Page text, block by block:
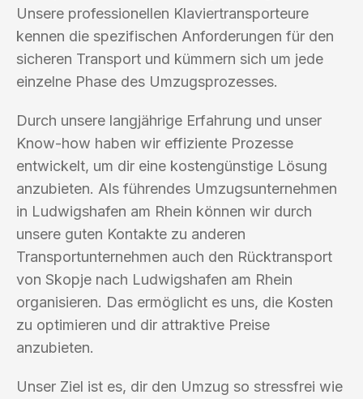
Unsere professionellen Klaviertransporteure
kennen die spezifischen Anforderungen für den
sicheren Transport und kümmern sich um jede
einzelne Phase des Umzugsprozesses.
Durch unsere langjährige Erfahrung und unser
Know-how haben wir effiziente Prozesse
entwickelt, um dir eine kostengünstige Lösung
anzubieten. Als führendes Umzugsunternehmen
in Ludwigshafen am Rhein können wir durch
unsere guten Kontakte zu anderen
Transportunternehmen auch den Rücktransport
von Skopje nach Ludwigshafen am Rhein
organisieren. Das ermöglicht es uns, die Kosten
zu optimieren und dir attraktive Preise
anzubieten.
Unser Ziel ist es, dir den Umzug so stressfrei wie